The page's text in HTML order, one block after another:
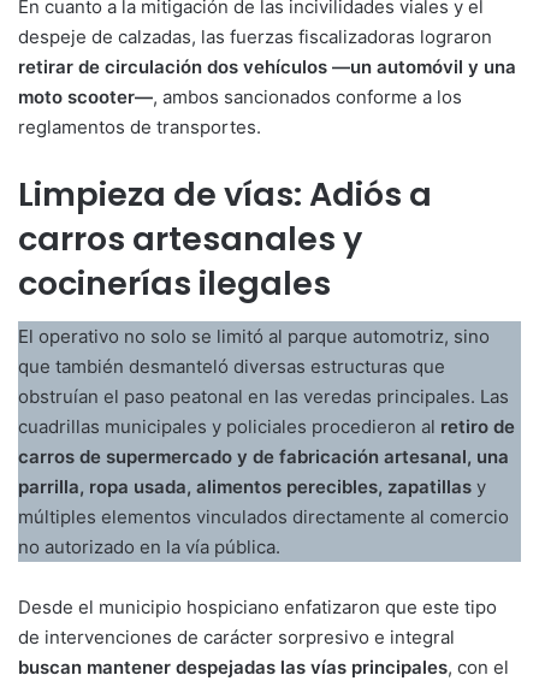
En cuanto a la mitigación de las incivilidades viales y el
despeje de calzadas, las fuerzas fiscalizadoras lograron
retirar de circulación dos vehículos —un automóvil y una
moto scooter—, ambos sancionados conforme a los
reglamentos de transportes.
Limpieza de vías: Adiós a
carros artesanales y
cocinerías ilegales
El operativo no solo se limitó al parque automotriz, sino
que también desmanteló diversas estructuras que
obstruían el paso peatonal en las veredas principales. Las
cuadrillas municipales y policiales procedieron al retiro de
carros de supermercado y de fabricación artesanal, una
parrilla, ropa usada, alimentos perecibles, zapatillas y
múltiples elementos vinculados directamente al comercio
no autorizado en la vía pública.
Desde el municipio hospiciano enfatizaron que este tipo
de intervenciones de carácter sorpresivo e integral
buscan mantener despejadas las vías principales, con el